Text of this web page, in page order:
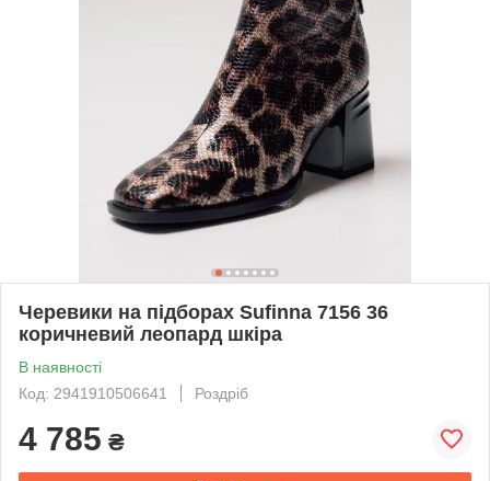
Черевики на підборах Sufinna 7156 36
коричневий леопард шкіра
В наявності
Код: 2941910506641
Роздріб
4 785 ₴